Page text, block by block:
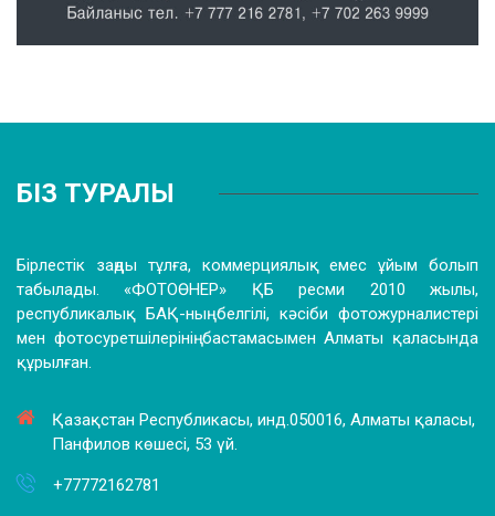
БІЗ ТУРАЛЫ
Бірлестік заңды тұлға, коммерциялық емес ұйым болып
табылады. «ФОТОӨНЕР» ҚБ ресми 2010 жылы,
республикалық БАҚ-ның белгілі, кәсіби фотожурналистері
мен фотосуретшілерінің бастамасымен Алматы қаласында
құрылған.
Қазақстан Республикасы, инд.050016, Алматы қаласы,
Панфилов көшесі, 53 үй.
+77772162781